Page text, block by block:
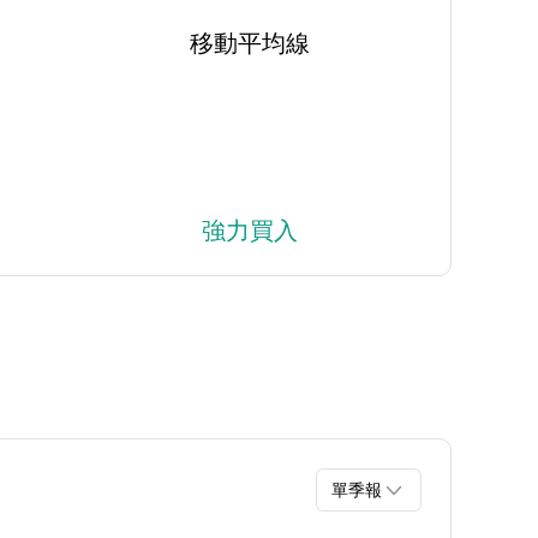
移動平均線
強力買入
單季報 